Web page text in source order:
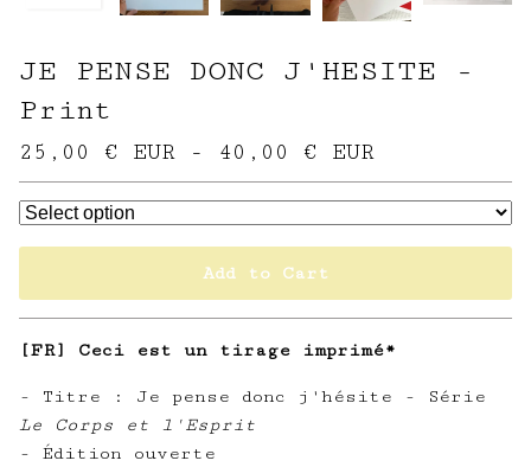
JE PENSE DONC J'HESITE -
Print
25,00 € EUR - 40,00 € EUR
Add to Cart
[FR] Ceci est un tirage imprimé*
- Titre : Je pense donc j'hésite - Série
Le Corps et l'Esprit
- Édition ouverte